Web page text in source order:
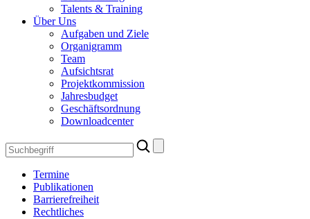
Talents & Training
Über Uns
Aufgaben und Ziele
Organigramm
Team
Aufsichtsrat
Projektkommission
Jahresbudget
Geschäftsordnung
Downloadcenter
Search
for:
Termine
Publikationen
Barrierefreiheit
Rechtliches